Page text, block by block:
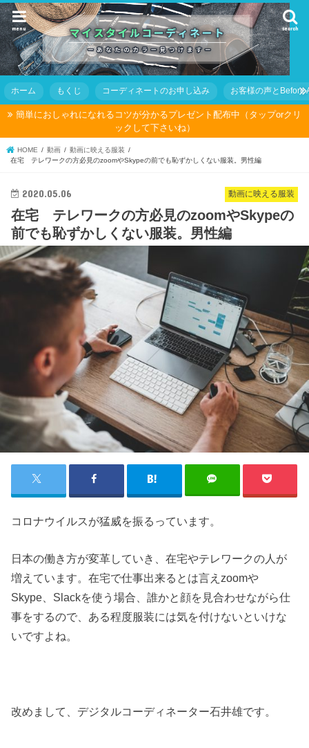
search
menu
ホーム もくじ コーディネートのお申し込み お客様の声とBefore
簡単におしゃれになれるコツが分かるプレゼント配布中（タップorクリ
ックして下さいね）
HOME 動画
動画に映える服装
在宅 テレワークの方必見のzoomやSkypeの前でも恥ずかしくない服装。男性編
動画に映える服装
2020.05.06
在宅 テレワークの方必見のzoomやSkypeの
前でも恥ずかしくない服装。男性編
コロナウイルスが猛威を振るっています。
日本の働き方が変革していき、在宅やテレワークの人が
増えています。在宅で仕事出来るとは言えzoomや
Skype、Slackを使う場合、誰かと顔を見合わせながら仕
事をするので、ある程度服装には気を付けないといけな
いですよね。
改めまして、デジタルコーディネーター石井雄です。